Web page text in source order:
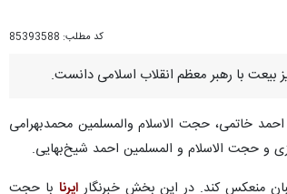
کد مطلب: 85393588